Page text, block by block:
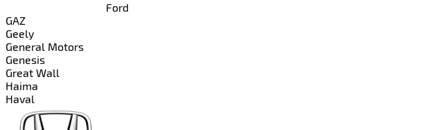
Ford
GAZ
Geely
General Motors
Genesis
Great Wall
Haima
Haval